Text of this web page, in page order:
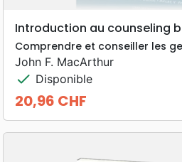
Introduction au counseling
Comprendre et conseiller les
John F. MacArthur
check Disponible
Prix
20,96 CHF